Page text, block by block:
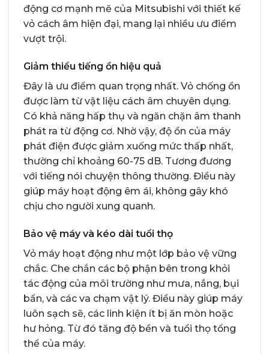
động cơ mạnh mẽ của Mitsubishi với thiết kế
vỏ cách âm hiện đại, mang lại nhiều ưu điểm
vượt trội.
Giảm thiểu tiếng ồn hiệu quả
Đây là ưu điểm quan trọng nhất. Vỏ chống ồn
được làm từ vật liệu cách âm chuyên dụng.
Có khả năng hấp thụ và ngăn chặn âm thanh
phát ra từ động cơ. Nhờ vậy, độ ồn của máy
phát điện được giảm xuống mức thấp nhất,
thường chỉ khoảng 60-75 dB. Tương đương
với tiếng nói chuyện thông thường. Điều này
giúp máy hoạt động êm ái, không gây khó
chịu cho người xung quanh.
Bảo vệ máy và kéo dài tuổi thọ
Vỏ máy hoạt động như một lớp bảo vệ vững
chắc. Che chắn các bộ phận bên trong khỏi
tác động của môi trường như mưa, nắng, bụi
bẩn, và các va chạm vật lý. Điều này giúp máy
luôn sạch sẽ, các linh kiện ít bị ăn mòn hoặc
hư hỏng. Từ đó tăng độ bền và tuổi thọ tổng
thể của máy.